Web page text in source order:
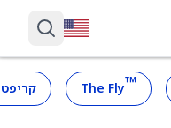
™
The Fly